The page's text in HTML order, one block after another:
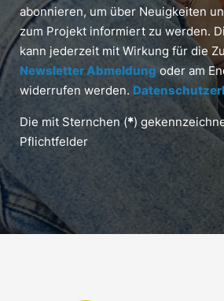
abonnieren, um über Neuigkeiten
zum Projekt informiert zu werden.
kann jederzeit mit Wirkung für die
Newsletter Abmeldung oder am
widerrufen werden.
Die mit Sternchen (*)
Pflichtfelder